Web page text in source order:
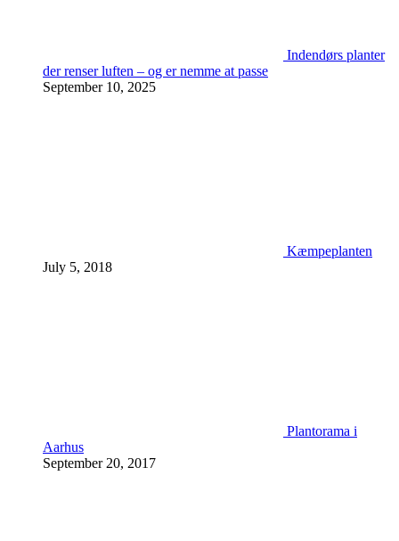
Indendørs planter
der renser luften – og er nemme at passe
September 10, 2025
Kæmpeplanten
July 5, 2018
Plantorama i
Aarhus
September 20, 2017